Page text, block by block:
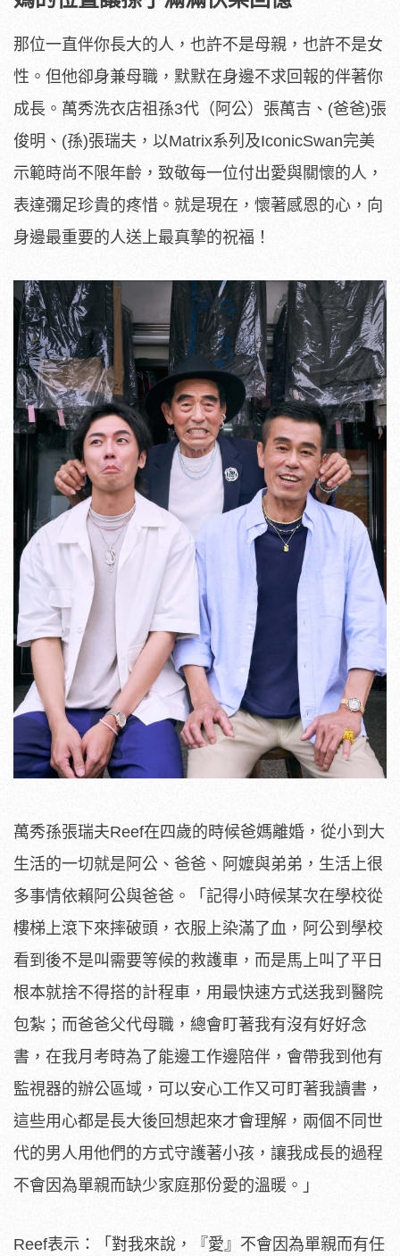
那位一直伴你長大的人，也許不是母親，也許不是女
性。但他卻身兼母職，默默在身邊不求回報的伴著你
成長。萬秀洗衣店祖孫3代（阿公）張萬吉、(爸爸)張
俊明、(孫)張瑞夫，以Matrix系列及IconicSwan完美
示範時尚不限年齡，致敬每一位付出愛與關懷的人，
表達彌足珍貴的疼惜。就是現在，懷著感恩的心，向
身邊最重要的人送上最真摯的祝福！
萬秀孫張瑞夫Reef在四歲的時候爸媽離婚，從小到大
生活的一切就是阿公、爸爸、阿嬤與弟弟，生活上很
多事情依賴阿公與爸爸。「記得小時候某次在學校從
樓梯上滾下來摔破頭，衣服上染滿了血，阿公到學校
看到後不是叫需要等候的救護車，而是馬上叫了平日
根本就捨不得搭的計程車，用最快速方式送我到醫院
包紮；而爸爸父代母職，總會盯著我有沒有好好念
書，在我月考時為了能邊工作邊陪伴，會帶我到他有
監視器的辦公區域，可以安心工作又可盯著我讀書，
這些用心都是長大後回想起來才會理解，兩個不同世
代的男人用他們的方式守護著小孩，讓我成長的過程
不會因為單親而缺少家庭那份愛的溫暖。」
Reef表示：「對我來說，『愛』不會因為單親而有任